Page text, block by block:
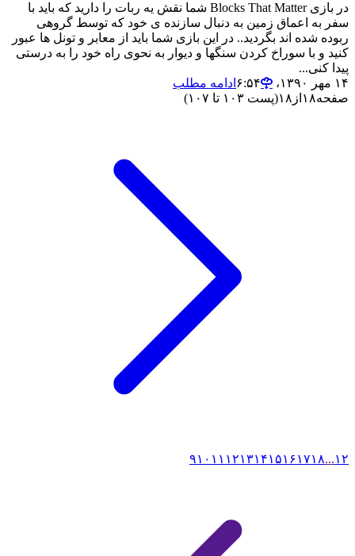
در بازی Blocks That Matter شما نقش یه ربات را دارید که باید با
سفر به اعماق زمین به دنبال سازنده ی خود که توسط گروهی
ربوده شده اند بگردید.. در این بازی شما باید از معابر و تونل ها عبور
کنید و با سوراخ کردن سنگها و دیوار به نحوی راه خود را به درستی
پیدا کنی...
۱۴ مهر ۱۳۹۰،‏ ۶:۵۴
ادامه مطلب
صفحه۱۸ از ۱۸(پست ۱۰۳ تا ۱۰۷)
۱۲ ... ۹۱۰ ۱۱ ۱۲۱۳۱۴۱۵۱۶۱۷۱۸